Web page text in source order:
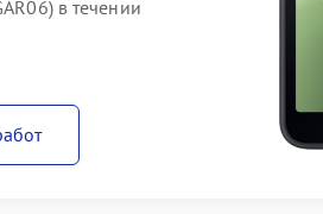
в течении